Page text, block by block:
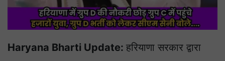
Haryana Bharti Update: हरियाणा सरकार द्वारा